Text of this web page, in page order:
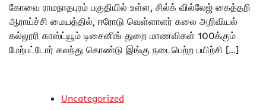
கோவை ராமநாதபுரம் பகுதியில் உள்ள, சில்க் வில்லேஜ் கைத்தறி
ஆராய்ச்சி மையத்தில், ஈரோடு வெள்ளாளர் கலை அறிவியல்
கல்லூரி காஸ்ட்யூம் டிசைனிங் துறை மாணவிகள் 100க்கும்
மேற்பட்டோர் கலந்து கொண்டு இங்கு நடைபெற்ற பயிற்சி […]
Uncategorized